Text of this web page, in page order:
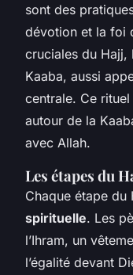
sont des
dévotion et la foi
cruciales du Hajj,
Kaaba, aussi
centrale. Ce
autour de la
avec Allah.
Les étapes du
Chaque étape du
spirituelle. Les
l’Ihram, un
l’égalité devant